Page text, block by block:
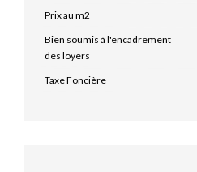
Prix au m2
Bien soumis à l'encadrement
des loyers
Taxe Foncière